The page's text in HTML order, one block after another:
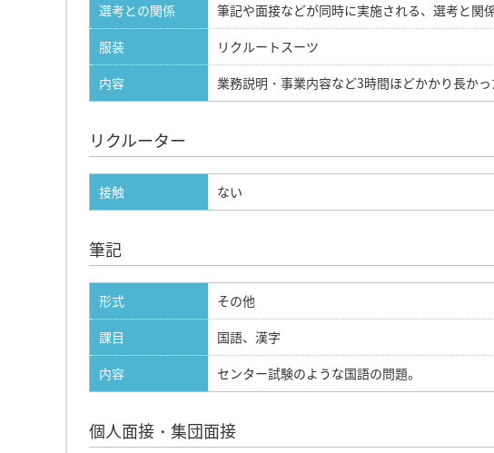
選考との関係
筆記や面接などが同時に実施される、選考と関
服装
リクルートスーツ
内容
業務説明・事業内容など3時間ほどかかり長かっ
リクルーター
接触 ない
筆記
形式
その他
課目
国語、漢字
内容
センター試験のような国語の問題。
個人面接・集団面接